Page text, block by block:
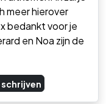
meer hierover
bedankt voor je
en Noa zijn de